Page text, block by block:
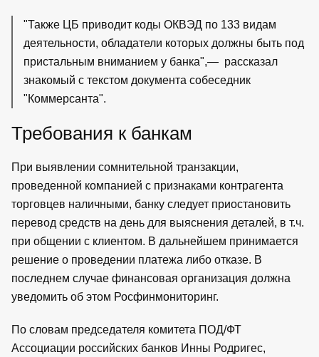
"Также ЦБ приводит коды ОКВЭД по 133 видам
деятельности, обладатели которых должны быть под
пристальным вниманием у банка",— рассказал
знакомый с текстом документа собеседник
"Коммерсанта".
Требования к банкам
При выявлении сомнительной транзакции,
проведенной компанией с признаками контрагента
торговцев наличными, банку следует приостановить
перевод средств на день для выяснения деталей, в т.ч.
при общении с клиентом. В дальнейшем принимается
решение о проведении платежа либо отказе. В
последнем случае финансовая организация должна
уведомить об этом Росфинмониторинг.
По словам председателя комитета ПОД/ФТ
Ассоциации российских банков Инны Родригес,